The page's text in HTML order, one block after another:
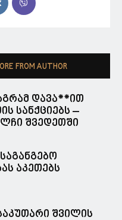
FROM AUTHOR
დავა**ით
სანქციებს –
შვედეთში
აკეთებს
შვილის